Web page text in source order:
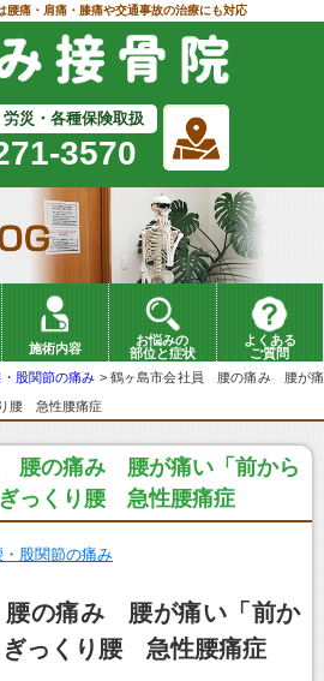
腰痛・肩痛・膝痛や交通事故の治療にも対応
災・各種保険取扱
3570
施術内容
お悩みの
部位と症状
よくある
ご質問
股関節の痛み >鶴ヶ島市会社員 腰の痛み 腰が痛
腰 急性腰痛症
腰の痛み 腰が痛い「前から
っくり腰 急性腰痛症
股関節の痛み
の痛み 腰が痛い「前か
っくり腰 急性腰痛症